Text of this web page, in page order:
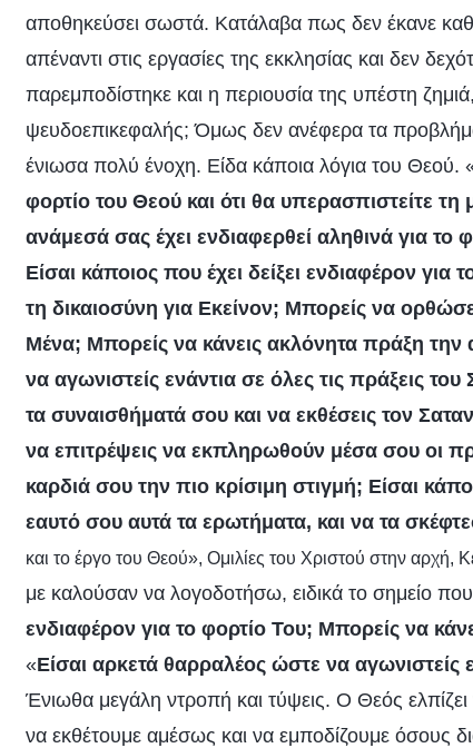
αποθηκεύσει σωστά. Κατάλαβα πως δεν έκανε
απέναντι στις εργασίες της εκκλησίας και δεν
παρεμποδίστηκε και η περιουσία της υπέστη
ψευδοεπικεφαλής; Όμως δεν ανέφερα τα
ένιωσα πολύ ένοχη. Είδα κάποια λόγια του Θεού.
φορτίο του Θεού και ότι θα υπερασπιστείτε
ανάμεσά σας έχει ενδιαφερθεί αληθινά για το
Είσαι κάποιος που έχει δείξει ενδιαφέρον
τη δικαιοσύνη για Εκείνον; Μπορείς να
Μένα; Μπορείς να κάνεις ακλόνητα πράξη την
να αγωνιστείς ενάντια σε όλες τις πράξεις
τα συναισθήματά σου και να εκθέσεις τον
να επιτρέψεις να εκπληρωθούν μέσα σου οι
καρδιά σου την πιο κρίσιμη στιγμή; Είσαι
εαυτό σου αυτά τα ερωτήματα, και να τα
και το έργο του Θεού», Ομιλίες του Χριστού στην αρχή,
με καλούσαν να λογοδοτήσω, ειδικά το σημείο
ενδιαφέρον για το φορτίο Του; Μπορείς να
«Είσαι αρκετά θαρραλέος ώστε να αγωνιστείς
Ένιωθα μεγάλη ντροπή και τύψεις. Ο Θεός
να εκθέτουμε αμέσως και να εμποδίζουμε όσους